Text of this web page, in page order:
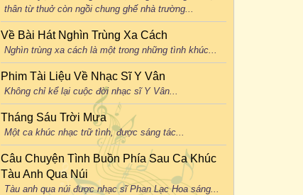
thân từ thuở còn ngồi chung ghế nhà trường...
Về Bài Hát Nghìn Trùng Xa Cách
Nghìn trùng xa cách là một trong những tình khúc...
Phim Tài Liệu Về Nhạc Sĩ Y Vân
Không chỉ kể lại cuộc đời nhạc sĩ Y Vân...
Tháng Sáu Trời Mưa
Một ca khúc nhạc trữ tình, được sáng tác...
Câu Chuyện Tình Buồn Phía Sau Ca Khúc
Tàu Anh Qua Núi
Tàu anh qua núi được nhạc sĩ Phan Lạc Hoa sáng...